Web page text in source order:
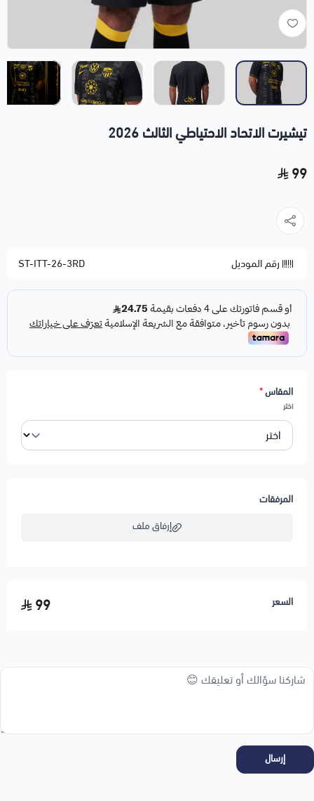
تيشيرت الاتحاد الاحتياطي الثالث 2026
99
رقم الموديل ST-ITT-26-3RD
المقاس*
اختر
المرفقات
إرفاق ملف
السعر 99
إرسال